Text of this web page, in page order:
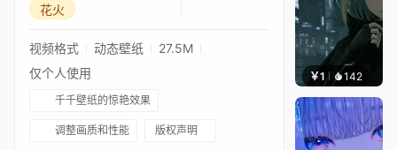
花火
视频格式 动态壁纸
27.5M
仅个人使用
千千壁纸的惊艳效果
调整画质和性能 版权声明
￥1 142